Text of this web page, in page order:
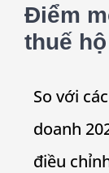
Điểm
thuế
So với
doanh
điều